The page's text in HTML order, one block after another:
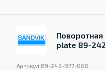
Поворотная
plate 89-
Артикул:89-242-877-000